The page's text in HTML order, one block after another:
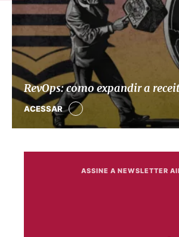
RevOps: como expandir a
ACESSAR
ASSINE A NEWSLETTER